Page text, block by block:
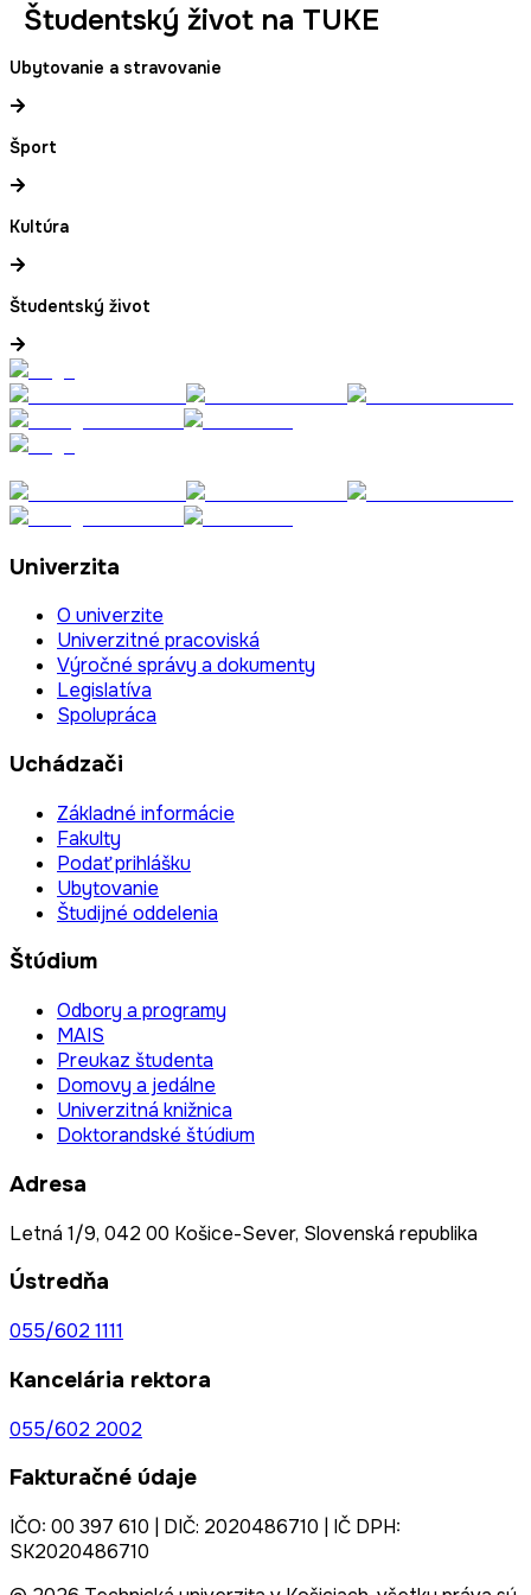
Študentský život na TUKE
Ubytovanie a stravovanie
Šport
Kultúra
Študentský život
Univerzita
O univerzite
Univerzitné pracoviská
Výročné správy a dokumenty
Legislatíva
Spolupráca
Uchádzači
Základné informácie
Fakulty
Podať prihlášku
Ubytovanie
Študijné oddelenia
Štúdium
Odbory a programy
MAIS
Preukaz študenta
Domovy a jedálne
Univerzitná knižnica
Doktorandské štúdium
Adresa
Letná 1/9, 042 00 Košice-Sever, Slovenská republika
Ústredňa
055/602 1111
Kancelária rektora
055/602 2002
Fakturačné údaje
IČO: 00 397 610 | DIČ: 2020486710 | IČ DPH:
SK2020486710